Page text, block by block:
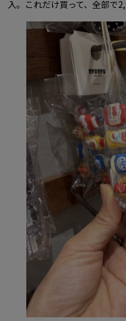
入。これだけ買って、全部で